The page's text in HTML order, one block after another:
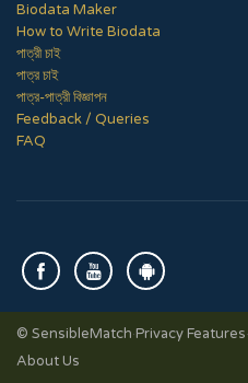
Biodata Maker
How to Write Biodata
পাত্রী চাই
পাত্র চাই
পাত্র-পাত্রী বিজ্ঞাপন
Feedback / Queries
FAQ
© SensibleMatch·Privacy Features·
About Us